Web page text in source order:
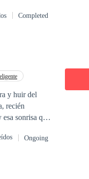
Completed
recién
sonrisa que
que Elena
Ongoing